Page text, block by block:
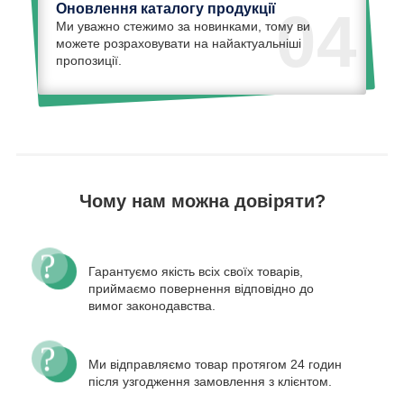
04
Оновлення каталогу продукції
Ми уважно стежимо за новинками, тому ви
можете розраховувати на найактуальніші
пропозиції.
Чому нам можна довіряти?
Гарантуємо якість всіх своїх товарів,
приймаємо повернення відповідно до
вимог законодавства.
Ми відправляємо товар протягом 24 годин
після узгодження замовлення з клієнтом.